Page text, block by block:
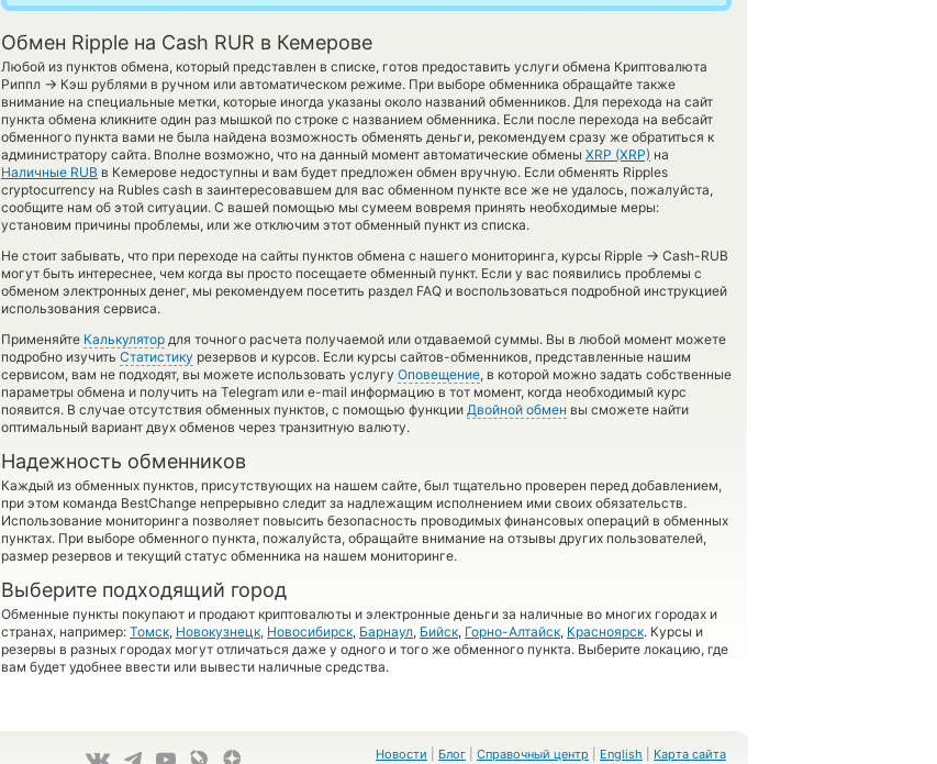
Обмен Ripple на Cash RUR в Кемерове
Любой из пунктов обмена, который представлен в списке, готов предоставить услуги обмена Криптовалюта
Риппл → Кэш рублями в ручном или автоматическом режиме. При выборе обменника обращайте также
внимание на специальные метки, которые иногда указаны около названий обменников. Для перехода на сайт
пункта обмена кликните один раз мышкой по строке с названием обменника. Если после перехода на вебсайт
обменного пункта вами не была найдена возможность обменять деньги, рекомендуем сразу же обратиться к
администратору сайта. Вполне возможно, что на данный момент автоматические обмены XRP (XRP) на
Наличные RUB в Кемерове недоступны и вам будет предложен обмен вручную. Если обменять Ripples
cryptocurrency на Rubles cash в заинтересовавшем для вас обменном пункте все же не удалось, пожалуйста,
сообщите нам об этой ситуации. С вашей помощью мы сумеем вовремя принять необходимые меры:
установим причины проблемы, или же отключим этот обменный пункт из списка.
Не стоит забывать, что при переходе на сайты пунктов обмена с нашего мониторинга, курсы Ripple → Cash-RUB
могут быть интереснее, чем когда вы просто посещаете обменный пункт. Если у вас появились проблемы с
обменом электронных денег, мы рекомендуем посетить раздел FAQ и воспользоваться подробной инструкцией
использования сервиса.
Применяйте Калькулятор для точного расчета получаемой или отдаваемой суммы. Вы в любой момент можете
подробно изучить Статистику резервов и курсов. Если курсы сайтов-обменников, представленные нашим
сервисом, вам не подходят, вы можете использовать услугу Оповещение, в которой можно задать собственные
параметры обмена и получить на Telegram или e-mail информацию в тот момент, когда необходимый курс
появится. В случае отсутствия обменных пунктов, с помощью функции Двойной обмен вы сможете найти
оптимальный вариант двух обменов через транзитную валюту.
Надежность обменников
Каждый из обменных пунктов, присутствующих на нашем сайте, был тщательно проверен перед добавлением,
при этом команда BestChange непрерывно следит за надлежащим исполнением ими своих обязательств.
Использование мониторинга позволяет повысить безопасность проводимых финансовых операций в обменных
пунктах. При выборе обменного пункта, пожалуйста, обращайте внимание на отзывы других пользователей,
размер резервов и текущий статус обменника на нашем мониторинге.
Выберите подходящий город
Обменные пункты покупают и продают криптовалюты и электронные деньги за наличные во многих городах и
странах, например: Томск, Новокузнецк, Новосибирск, Барнаул, Бийск, Горно-Алтайск, Красноярск. Курсы и
резервы в разных городах могут отличаться даже у одного и того же обменного пункта. Выберите локацию, где
вам будет удобнее ввести или вывести наличные средства.
Новости Блог Справочный центр English Карта сайта